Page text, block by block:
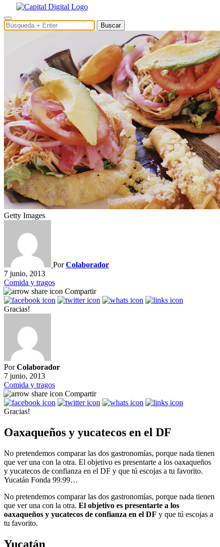
Buscar
Getty Images
PorColaborador
7 junio, 2013
Comida y tragos
Compartir
Gracias!
PorColaborador
7 junio, 2013
Comida y tragos
Compartir
Gracias!
Oaxaqueños y yucatecos en el DF
No pretendemos comparar las dos gastronomías, porque nada tienen
que ver una con la otra. El objetivo es presentarte a los oaxaqueños
y yucatecos de confianza en el DF y que tú escojas a tu favorito.
Yucatán Fonda 99.99…
No pretendemos comparar las dos gastronomías, porque nada tienen
que ver una con la otra. El objetivo es presentarte a los
oaxaqueños y yucatecos de confianza en el DF y que tú escojas a
tu favorito.
Yucatán